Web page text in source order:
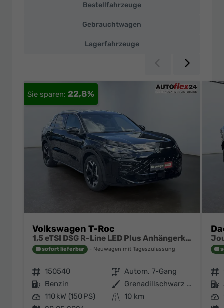
Bestellfahrzeuge
Gebrauchtwagen
Lagerfahrzeuge
Zurück
22,8%
Volkswagen T-Roc
1,5 eTSI DSG R-Line LED Plus Anhängerkupplung Navi Digital Pro Sitzheizung beheiztes Lenkrad 18 Zoll Alu el.Heckklapp
sofort lieferbar Neuwagen mit Tageszulassung
Fahrzeugnr. 150540 Getriebe Autom. 7-Gang
Kraftstoff Benzin Außenfarbe
Grenadillschwarz Metallic
Leistung 110 kW (150 PS) Kilometerstand 10 km
Fahrzeugnr.
Kraftstoff
Leistung